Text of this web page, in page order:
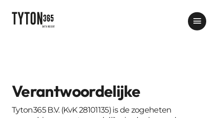
Verantwoordelijke
Tyton365 B.V. (KvK 28101135) is de zogeheten